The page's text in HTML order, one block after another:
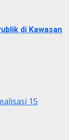
di Kawasan
15